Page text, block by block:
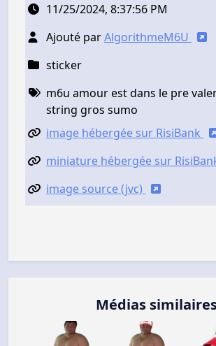
11/25/2024, 8:37:56 PM
Ajouté parAlgorithmeM6U
sticker
m6u amour est dans le pre
string gros sumo
image hébergée sur RisiBank
miniature hébergée sur
image source (jvc)
Médias